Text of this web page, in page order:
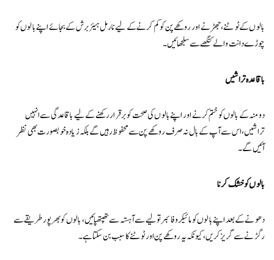
بالوں کے ٹوٹنے، جھڑنے اور روکھے پن کو کم کرنے کے لیے نارمل ہیئر برش کے بجائے اپنے بالوں کو
چوڑے دانت والے کنگھے سے سلجھائیں۔
باقاعدہ تراشیں
دو منہ کے بالوں کو ختم کرنے اور اپنے بالوں کی صحت کو برقرار رکھنے کے لیے باقاعدگی سے انہیں
تراشیں، اس سے آپ کے بال نہ صرف روکھے پن سے محفوظ رہیں گے بلکہ زیادہ خوبصورت بھی نظر
آئیں گے۔
بالوں کو خشک کرنا
دھونے کے بعد اپنے بالوں کو مائیکرو فائبر تولیے سے آہستہ سے تھپتھپائیں، بالوں کو بھرپور طریقے سے
رگڑنے سے گریز کریں، کیونکہ یہ روکھے پن اور ٹوٹنے کا سبب بن سکتا ہے۔